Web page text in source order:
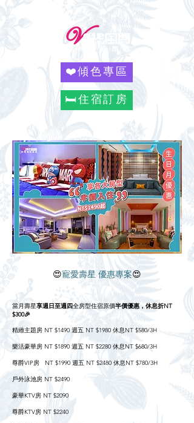
❤️傾色專區
🛏️住宿訂房
😍寵愛壽星 優惠專案😍
當月壽星享週日至週四全房型住宿原價半價優惠，休息折NT
$300🎉
精緻主題房 NT $1490 週五 NT $1980 休息NT $580/3H
樂活豪華房 NT $1890 週五 NT $2280 休息NT $680/3H
尊爵VIP房 NT $1990 週五 NT $2480 休息NT $780/3H
戶外泳池房 NT $2490
豪華KTV房 NT $2090
尊爵KTV房 NT $2240